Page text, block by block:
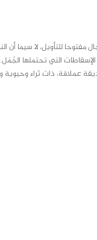
مفتوحا للتأويل، لا سيما
التي تحتملها
عملاقة، ذات ثراء وحيوية